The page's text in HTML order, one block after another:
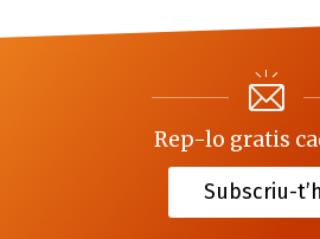
Rep-lo gratis
Subscriu-